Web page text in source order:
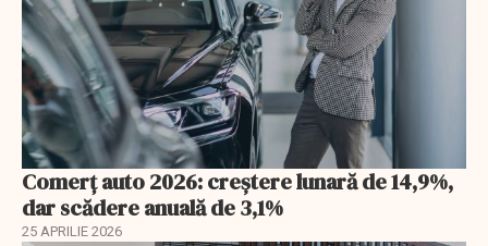
Comerț auto 2026: creștere lunară de 14,9%,
dar scădere anuală de 3,1%
25 APRILIE 2026